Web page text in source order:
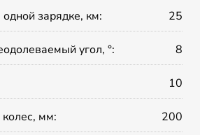
зарядке, км: 25
угол, °: 8
10
мм: 200